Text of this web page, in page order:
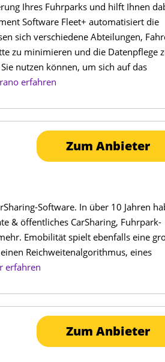
Ihres Fuhrparks und hilft Ihnen
Software Fleet+ automatisiert die
sich verschiedene Abteilungen,
zu minimieren und die Datenpflege
nutzen können, um sich auf das
erfahren
Zum Anbieter
Software. In über 10 Jahren
& öffentliches CarSharing, Fuhrpark-
Emobilität spielt ebenfalls eine
Reichweitenalgorithmus, eines
erfahren
Zum Anbieter